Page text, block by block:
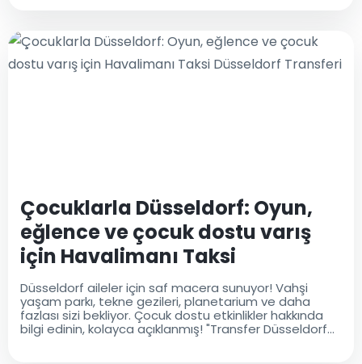
Çocuklarla Düsseldorf: Oyun,
eğlence ve çocuk dostu varış
için Havalimanı Taksi
Düsseldorf Transferi
Düsseldorf aileler için saf macera sunuyor! Vahşi
yaşam parkı, tekne gezileri, planetarium ve daha
fazlası sizi bekliyor. Çocuk dostu etkinlikler hakkında
bilgi edinin, kolayca açıklanmış! "Transfer Düsseldorf